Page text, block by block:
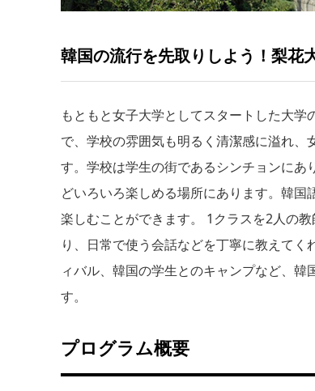
韓国の流行を先取りしよう！梨花
もともと女子大学としてスタートした大
で、学校の雰囲気も明るく清潔感に溢れ、
す。学校は学生の街であるシンチョンに
どいろいろ楽しめる場所にあります。韓
楽しむことができます。 1クラスを2人の
り、日常で使う会話などを丁寧に教えて
ィバル、韓国の学生とのキャンプなど、
す。
プログラム概要